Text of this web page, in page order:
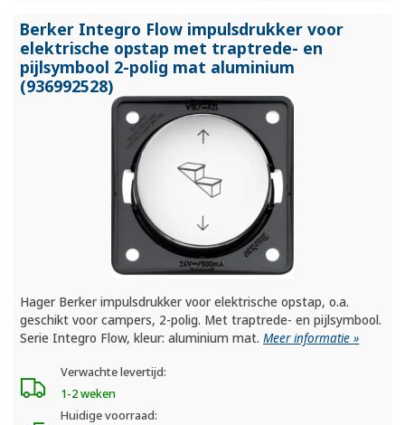
Berker Integro Flow impulsdrukker voor
elektrische opstap met traptrede- en
pijlsymbool 2-polig mat aluminium
(936992528)
Hager Berker impulsdrukker voor elektrische opstap, o.a.
geschikt voor campers, 2-polig. Met traptrede- en pijlsymbool.
Serie Integro Flow, kleur: aluminium mat.Meer informatie »
Verwachte levertijd:
1-2 weken
Huidige voorraad: